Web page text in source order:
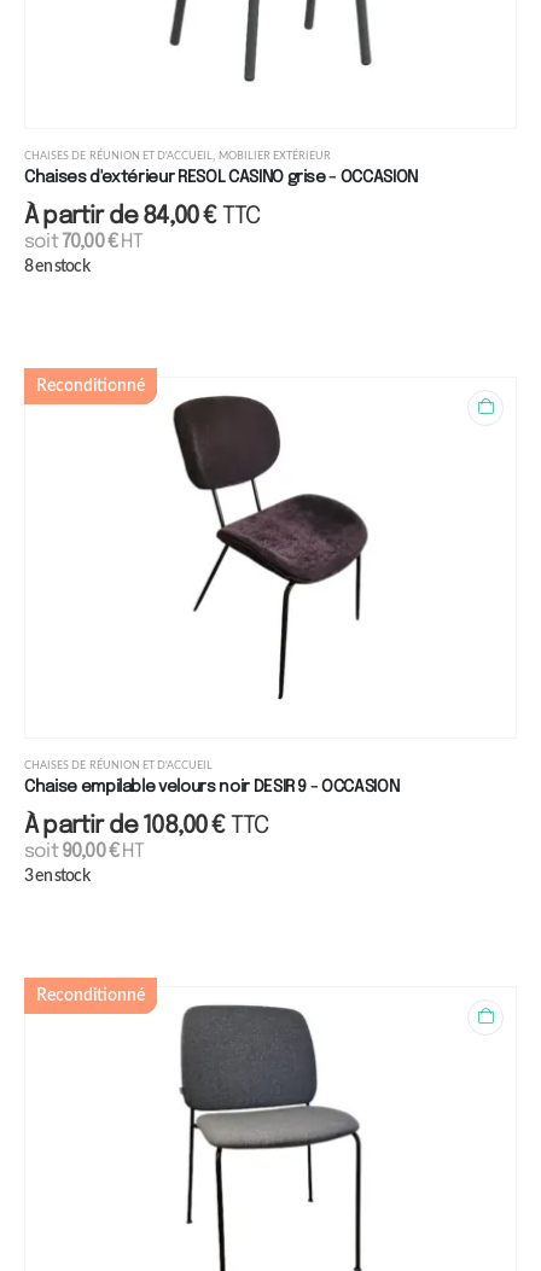
CHAISES DE RÉUNION ET D'ACCUEIL MOBILIER EXTÉRIEUR
Chaises d'extérieur RESOL CASINO grise - OCCASION
À partir de84,00€ TTC
soit70,00€HT
8 en stock
Reconditionné
CHAISES DE RÉUNION ET D'ACCUEIL
Chaise empilable velours noir DESIR 9 - OCCASION
À partir de108,00€ TTC
soit90,00€HT
3 en stock
Reconditionné